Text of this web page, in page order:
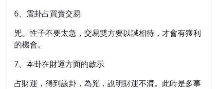
6、震卦占買賣交易
兇。性子不要太急，交易雙方要以誠相待，才會有獲利
的機會。
7、本卦在財運方面的啟示
占財運，得到該卦，為兇，說明財運不濟。此時是多事